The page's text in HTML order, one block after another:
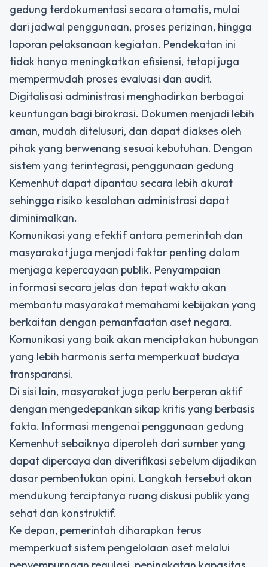
gedung terdokumentasi secara otomatis, mulai
dari jadwal penggunaan, proses perizinan, hingga
laporan pelaksanaan kegiatan. Pendekatan ini
tidak hanya meningkatkan efisiensi, tetapi juga
mempermudah proses evaluasi dan audit.
Digitalisasi administrasi menghadirkan berbagai
keuntungan bagi birokrasi. Dokumen menjadi lebih
aman, mudah ditelusuri, dan dapat diakses oleh
pihak yang berwenang sesuai kebutuhan. Dengan
sistem yang terintegrasi, penggunaan gedung
Kemenhut dapat dipantau secara lebih akurat
sehingga risiko kesalahan administrasi dapat
diminimalkan.
Komunikasi yang efektif antara pemerintah dan
masyarakat juga menjadi faktor penting dalam
menjaga kepercayaan publik. Penyampaian
informasi secara jelas dan tepat waktu akan
membantu masyarakat memahami kebijakan yang
berkaitan dengan pemanfaatan aset negara.
Komunikasi yang baik akan menciptakan hubungan
yang lebih harmonis serta memperkuat budaya
transparansi.
Di sisi lain, masyarakat juga perlu berperan aktif
dengan mengedepankan sikap kritis yang berbasis
fakta. Informasi mengenai penggunaan gedung
Kemenhut sebaiknya diperoleh dari sumber yang
dapat dipercaya dan diverifikasi sebelum dijadikan
dasar pembentukan opini. Langkah tersebut akan
mendukung terciptanya ruang diskusi publik yang
sehat dan konstruktif.
Ke depan, pemerintah diharapkan terus
memperkuat sistem pengelolaan aset melalui